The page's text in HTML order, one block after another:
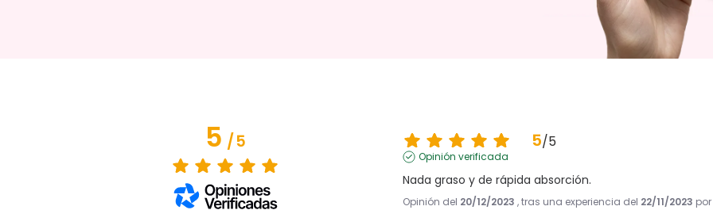
5/5 5/5
Opinión verificada
Nada graso y de rápida absorción.
Opinión del 20/12/2023 , tras una experiencia del 22/11/2023